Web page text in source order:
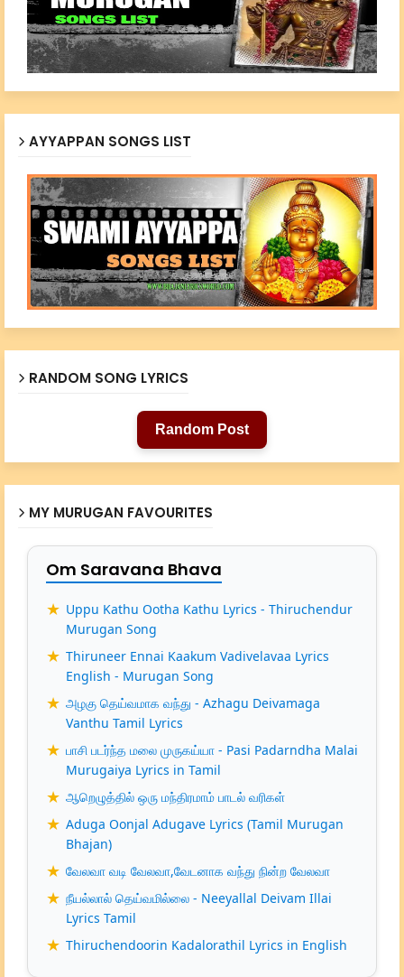
AYYAPPAN SONGS LIST
RANDOM SONG LYRICS
Random Post
MY MURUGAN FAVOURITES
Om Saravana Bhava
Uppu Kathu Ootha Kathu Lyrics - Thiruchendur
Murugan Song
Thiruneer Ennai Kaakum Vadivelavaa Lyrics
English - Murugan Song
அழகு தெய்வமாக வந்து - Azhagu Deivamaga
Vanthu Tamil Lyrics
பாசி படர்ந்த மலை முருகய்யா - Pasi Padarndha Malai
Murugaiya Lyrics in Tamil
ஆறெழுத்தில் ஒரு மந்திரமாம் பாடல் வரிகள்
Aduga Oonjal Adugave Lyrics (Tamil Murugan
Bhajan)
வேலவா வடி வேலவா,வேடனாக வந்து நின்ற வேலவா
நீயல்லால் தெய்வமில்லை - Neeyallal Deivam Illai
Lyrics Tamil
Thiruchendoorin Kadalorathil Lyrics in English